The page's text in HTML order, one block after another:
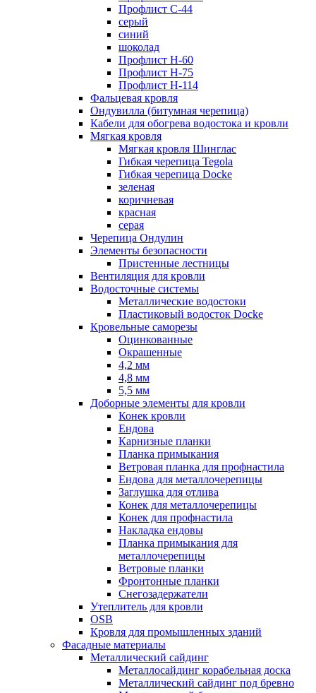
Профлист С-44
серый
синий
шоколад
Профлист Н-60
Профлист Н-75
Профлист H-114
Фальцевая кровля
Ондувилла (битумная черепица)
Кабели для обогрева водостока и кровли
Мягкая кровля
Мягкая кровля Шинглас
Гибкая черепица Tegola
Гибкая черепица Docke
зеленая
коричневая
красная
серая
Черепица Ондулин
Элементы безопасности
Пристенные лестницы
Вентиляция для кровли
Водосточные системы
Металлические водостоки
Пластиковый водосток Docke
Кровельные саморезы
Оцинкованные
Окрашенные
4,2 мм
4,8 мм
5,5 мм
Доборные элементы для кровли
Конек кровли
Ендова
Карнизные планки
Планка примыкания
Ветровая планка для профнастила
Ендова для металлочерепицы
Заглушка для отлива
Конек для металлочерепицы
Конек для профнастила
Накладка ендовы
Планка примыкания для
металлочерепицы
Ветровые планки
Фронтонные планки
Снегозадержатели
Утеплитель для кровли
OSB
Кровля для промышленных зданий
Фасадные материалы
Металлический сайдинг
Металлосайдинг корабельная доска
Металлический сайдинг под бревно